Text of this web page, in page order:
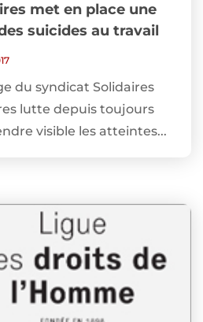
met en place une
suicides au travail
du syndicat Solidaires
lutte depuis toujours
visible les atteintes...